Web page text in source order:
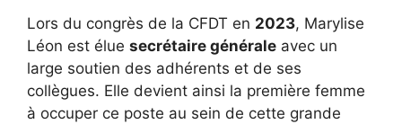
Lors du congrès de la CFDT en 2023, Marylise
Léon est élue secrétaire générale avec un
large soutien des adhérents et de ses
collègues. Elle devient ainsi la première femme
à occuper ce poste au sein de cette grande